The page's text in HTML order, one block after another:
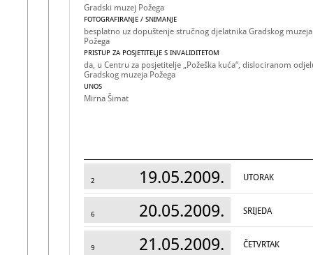
Gradski muzej Požega
FOTOGRAFIRANJE / SNIMANJE
besplatno uz dopuštenje stručnog djelatnika Gradskog muzeja
Požega
PRISTUP ZA POSJETITELJE S INVALIDITETOM
da, u Centru za posjetitelje „Požeška kuća“, dislociranom
Gradskog muzeja Požega
UNOS
Mirna Šimat
2 19.05.2009. UTORAK
6 20.05.2009. SRIJEDA
9 21.05.2009. ČETVRTAK